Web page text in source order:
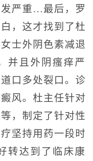
严重…最后，罗
，这才找到了杜
士外阴色素减退
并且外阴瘙痒严
口多处裂口。诊
风。杜主任针对
，制定了针对性
坚持用药一段时
转达到了临床康